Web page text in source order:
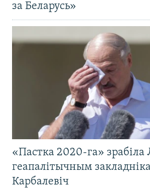
за Беларусь»
«Пастка 2020-га»
геапалітычным
Карбалевіч